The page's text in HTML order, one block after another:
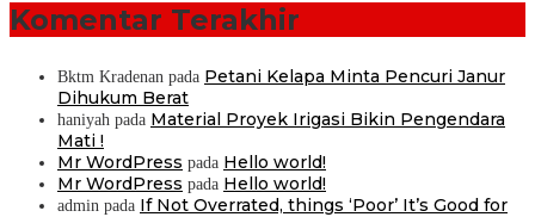
Komentar Terakhir
Bktm Kradenan pada Petani Kelapa Minta Pencuri Janur
Dihukum Berat
haniyah pada Material Proyek Irigasi Bikin Pengendara
Mati !
Mr WordPress pada Hello world!
Mr WordPress pada Hello world!
admin pada If Not Overrated, things ‘Poor’ It’s Good for